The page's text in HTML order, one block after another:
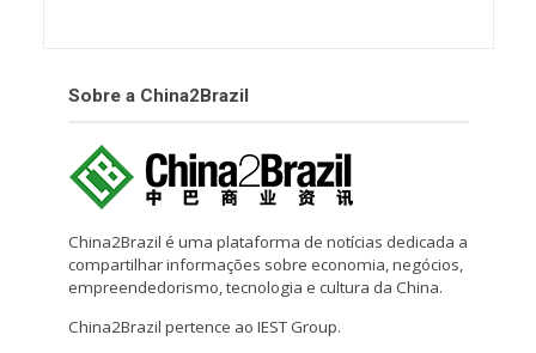
Sobre a China2Brazil
China2Brazil é uma plataforma de notícias dedicada a
compartilhar informações sobre economia, negócios,
empreendedorismo, tecnologia e cultura da China.
China2Brazil pertence ao IEST Group.